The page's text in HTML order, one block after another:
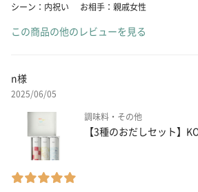
シーン：内祝い
お相手：親戚女性
この商品の他のレビューを見る
n様
2025/06/05
調味料・その他
【3種のおだしセット】